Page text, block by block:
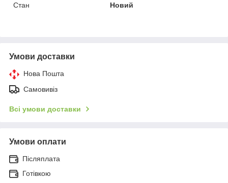
Стан
Новий
Умови доставки
Нова Пошта
Самовивіз
Всі умови доставки
Умови оплати
Післяплата
Готівкою